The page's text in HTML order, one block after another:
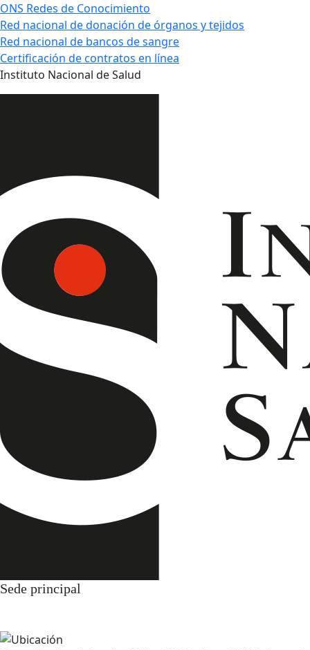
ONS Redes de Conocimiento
Red nacional de donación de órganos y tejidos
Red nacional de bancos de sangre
Certificación de contratos en línea
Instituto Nacional de Salud
Sede principal